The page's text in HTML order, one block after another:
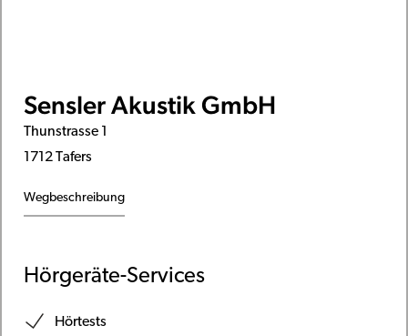
Sensler Akustik GmbH
Thunstrasse 1
1712 Tafers
Wegbeschreibung
Hörgeräte-Services
Hörtests